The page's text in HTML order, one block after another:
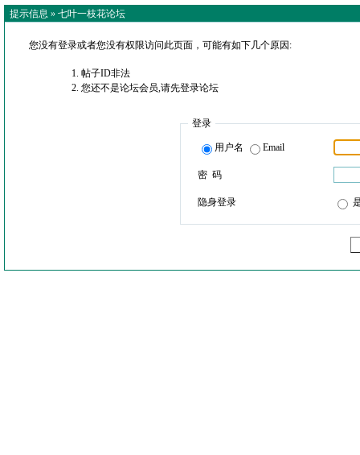
提示信息 » 七叶一枝花论坛
您没有登录或者您没有权限访问此页面，可能有如下几个原因:
帖子ID非法
您还不是论坛会员,请先登录论坛
登录
用户名 Email
密 码
隐身登录